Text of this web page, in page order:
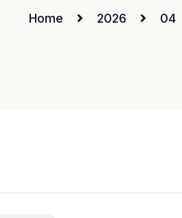
Home 2026 04